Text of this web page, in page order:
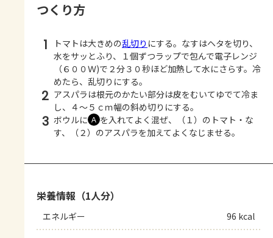
つくり方
1 トマトは大きめの乱切り にする。なすはヘタを切り、
水をサッとふり、１個ずつラップで包んで電子レンジ
（６００Ｗ)で２分３０秒ほど加熱して水にさらす。冷
めたら、乱切りにする。
2 アスパラは根元のかたい部分は皮をむいてゆでて冷ま
し、４～５ｃｍ幅の斜め切りにする。
3 ボウルに Ａ を入れてよく混ぜ、（１）のトマト・な
す、（２）のアスパラを加えてよくなじませる。
栄養情報（1人分）
エネルギー 96 kcal